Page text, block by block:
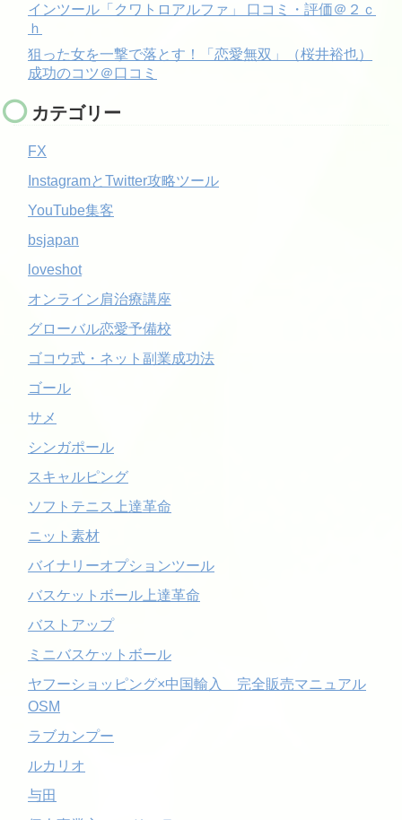
インツール「クワトロアルファ」 口コミ・評価＠２ｃ
ｈ
狙った女を一撃で落とす！「恋愛無双」（桜井裕也）
成功のコツ＠口コミ
カテゴリー
FX
InstagramとTwitter攻略ツール
YouTube集客
bsjapan
loveshot
オンライン肩治療講座
グローバル恋愛予備校
ゴコウ式・ネット副業成功法
ゴール
サメ
シンガポール
スキャルピング
ソフトテニス上達革命
ニット素材
バイナリーオプションツール
バスケットボール上達革命
バストアップ
ミニバスケットボール
ヤフーショッピング×中国輸入 完全販売マニュアル
OSM
ラブカンプー
ルカリオ
与田